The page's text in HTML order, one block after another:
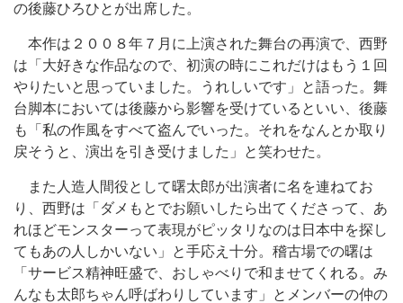
の後藤ひろひとが出席した。
本作は２００８年７月に上演された舞台の再演で、西野
は「大好きな作品なので、初演の時にこれだけはもう１回
やりたいと思っていました。うれしいです」と語った。舞
台脚本においては後藤から影響を受けているといい、後藤
も「私の作風をすべて盗んでいった。それをなんとか取り
戻そうと、演出を引き受けました」と笑わせた。
また人造人間役として曙太郎が出演者に名を連ねてお
り、西野は「ダメもとでお願いしたら出てくださって、あ
れほどモンスターって表現がピッタリなのは日本中を探し
てもあの人しかいない」と手応え十分。稽古場での曙は
「サービス精神旺盛で、おしゃべりで和ませてくれる。み
んなも太郎ちゃん呼ばわりしています」とメンバーの仲の